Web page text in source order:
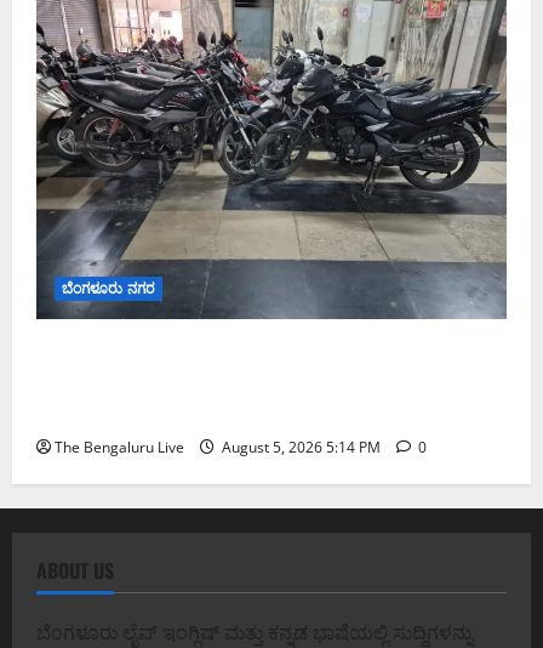
ಬೆಂಗಳೂರು ನಗರ
The Bengaluru Live August 5, 2026 5:14 PM 0
ABOUT US
ಬೆಂಗಳೂರು ಲೈವ್ ಇಂಗ್ಲಿಷ್ ಮತ್ತು ಕನ್ನಡ ಭಾಷೆಯಲ್ಲಿ ಸುದ್ದಿಗಳನ್ನು